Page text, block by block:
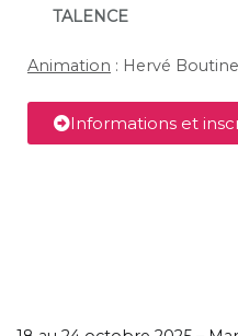
TALENCE
Animation : Hervé
Informations et